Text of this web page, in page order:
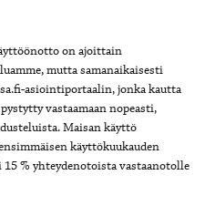
on ajoittain
mutta samanaikaisesti
asiointiportaalin, jonka kautta
vastaamaan nopeasti,
Maisan käyttö
käyttökuukauden
% yhteydenotoista vastaanotolle